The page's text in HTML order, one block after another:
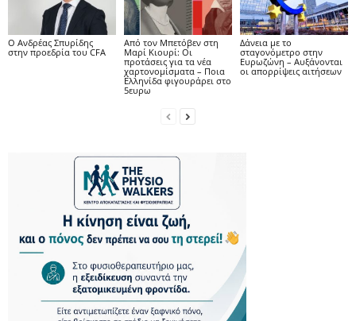
Ο Ανδρέας Σπυρίδης
στην προεδρία του CFA
Από τον Μπετόβεν στη
Μαρί Κιουρί: Οι
προτάσεις για τα νέα
χαρτονομίσματα – Ποια
Ελληνίδα φιγουράρει στο
5ευρω
Δάνεια με το
σταγονόμετρο στην
Ευρωζώνη – Αυξάνονται
οι απορρίψεις αιτήσεων